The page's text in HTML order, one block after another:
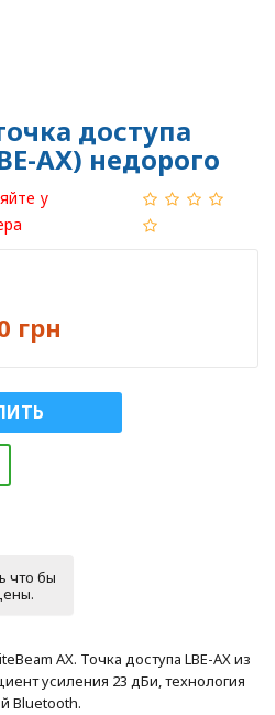
доступа
AX) недорого
у
грн
что бы
AX. Точка доступа LBE-AX из
усиления 23 дБи, технология
Bluetooth.